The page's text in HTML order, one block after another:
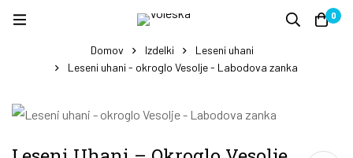
0
Domov Izdelki
Leseni uhani
Leseni uhani - okroglo Vesolje - Labodova zanka